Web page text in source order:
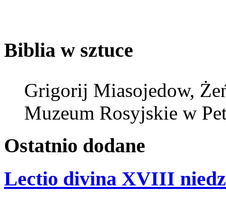
Biblia w sztuce
Grigorij Miasojedow,
Muzeum Rosyjskie w
Ostatnio dodane
Lectio divina XVIII